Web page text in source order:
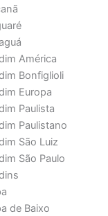
América
Bonfiglioli
Europa
Paulista
Paulistano
São Luiz
São Paulo
de Baixo